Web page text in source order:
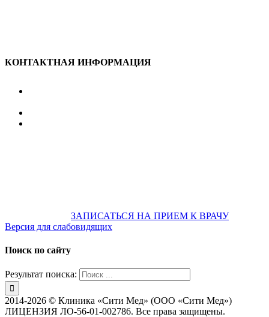
КОНТАКТНАЯ ИНФОРМАЦИЯ
ЗАПИСАТЬСЯ НА ПРИЕМ К ВРАЧУ
Версия для слабовидящих
Поиск по сайту
Результат поиска:
2014-2026 © Клиника «Сити Мед» (ООО «Сити Мед»)
ЛИЦЕНЗИЯ ЛО-56-01-002786. Все права защищены.